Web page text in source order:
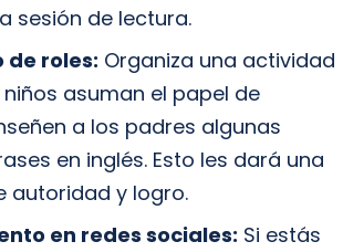
sesión de lectura.
roles: Organiza una actividad
asuman el papel de
a los padres algunas
en inglés. Esto les dará una
autoridad y logro.
en redes sociales: Si estás